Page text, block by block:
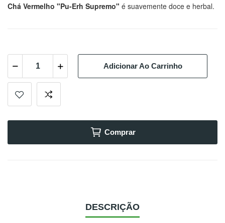
Chá Vermelho "Pu-Erh Supremo" é suavemente doce e herbal.
Adicionar Ao Carrinho
Comprar
DESCRIÇÃO